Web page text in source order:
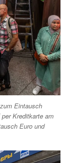
Eintausch
Kreditkarte am
Euro und